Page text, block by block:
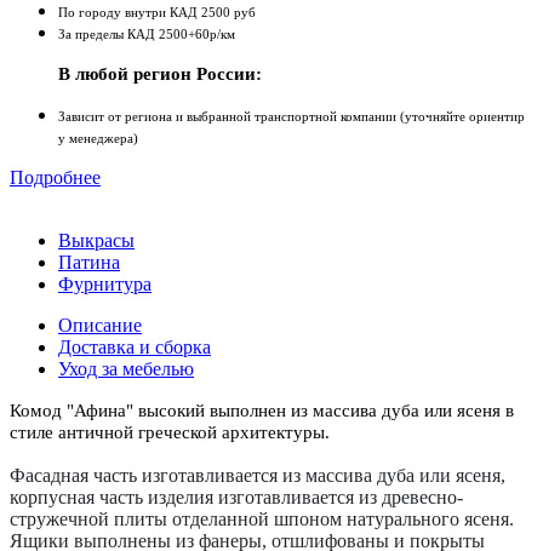
По городу внутри КАД 2500 руб
За пределы КАД 2500+60р/км
В любой регион России:
Зависит от региона и выбранной транспортной компании (уточняйте ориентир
у менеджера)
Подробнее
Выкрасы
Патина
Фурнитура
Описание
Доставка и сборка
Уход за мебелью
Комод "Афина" высокий выполнен из массива дуба или ясеня в
стиле античной греческой архитектуры.
Фасадная часть изготавливается из массива дуба или ясеня,
корпусная часть изделия изготавливается из древесно-
стружечной плиты отделанной шпоном натурального ясеня.
Ящики выполнены из фанеры, отшлифованы и покрыты